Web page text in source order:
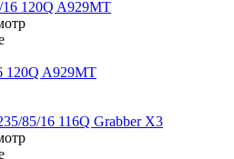
120Q A929MT